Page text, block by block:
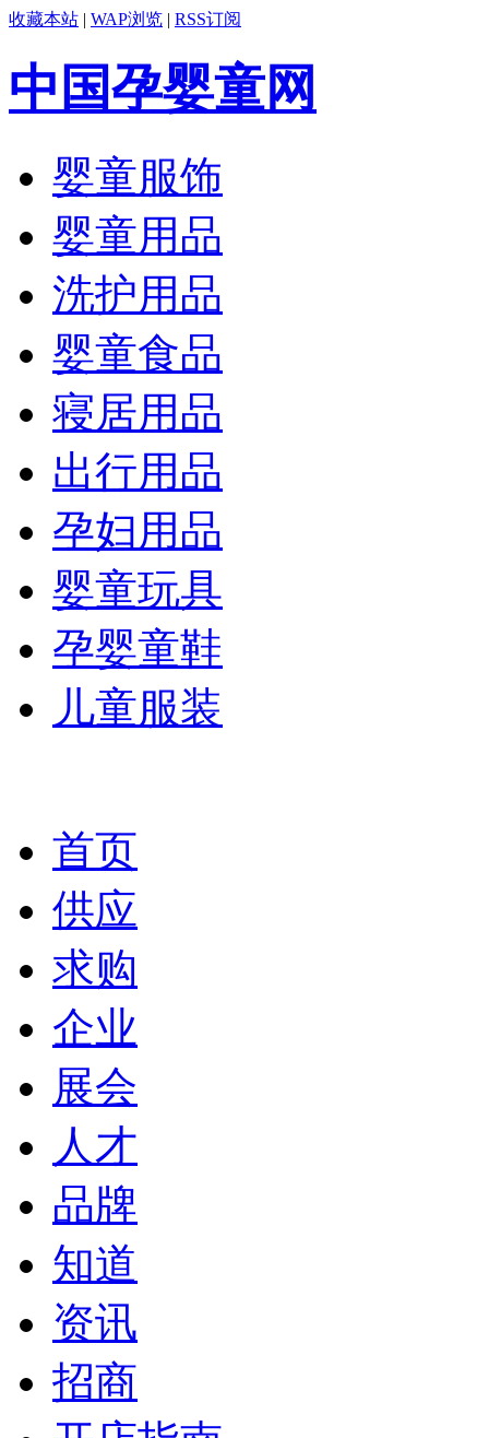
收藏本站 | WAP浏览 | RSS订阅
中国孕婴童网
婴童服饰
婴童用品
洗护用品
婴童食品
寝居用品
出行用品
孕妇用品
婴童玩具
孕婴童鞋
儿童服装
首页
供应
求购
企业
展会
人才
品牌
知道
资讯
招商